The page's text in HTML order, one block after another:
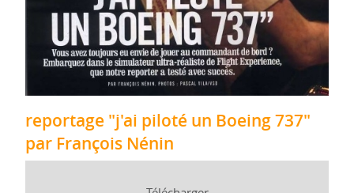
reportage "j'ai piloté un Boeing 737"
par François Nénin